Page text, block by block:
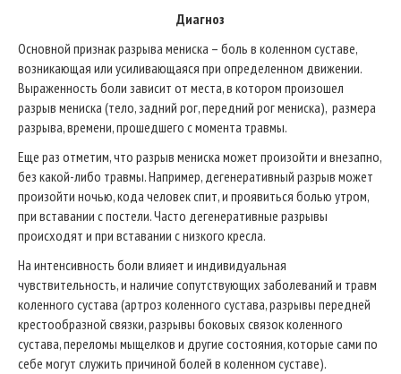
Диагноз
Основной признак разрыва мениска – боль в коленном суставе,
возникающая или усиливающаяся при определенном движении.
Выраженность боли зависит от места, в котором произошел
разрыв мениска (тело, задний рог, передний рог мениска), размера
разрыва, времени, прошедшего с момента травмы.
Еще раз отметим, что разрыв мениска может произойти и внезапно,
без какой-либо травмы. Например, дегенеративный разрыв может
произойти ночью, кода человек спит, и проявиться болью утром,
при вставании с постели. Часто дегенеративные разрывы
происходят и при вставании с низкого кресла.
На интенсивность боли влияет и индивидуальная
чувствительность, и наличие сопутствующих заболеваний и травм
коленного сустава (артроз коленного сустава, разрывы передней
крестообразной связки, разрывы боковых связок коленного
сустава, переломы мыщелков и другие состояния, которые сами по
себе могут служить причиной болей в коленном суставе).